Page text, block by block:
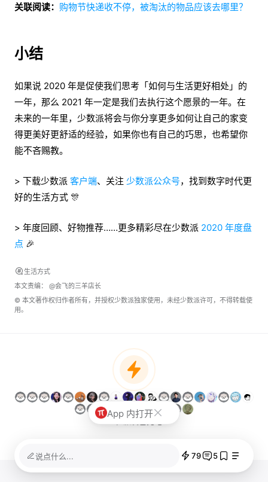
关联阅读： 购物节快递收不停，被淘汰的物品应该去哪里？
小结
如果说 2020 年是促使我们思考「如何与生活更好相处」的
一年，那么 2021 年一定是我们去执行这个愿景的一年。在
未来的一年里，少数派将会与你分享更多如何让自己的家变
得更美好更舒适的经验，如果你也有自己的巧思，也希望你
能不吝赐教。
> 下载少数派 客户端、关注 少数派公众号，找到数字时代更
好的生活方式 🎊
> 年度回顾、好物推荐……更多精彩尽在少数派 2020 年度盘
点 🎉
生活方式
本文责编： @会飞的三羊店长
© 本文著作权归作者所有，并授权少数派独家使用，未经少数派许可，不得转载使
用。
79位派友已充电
说点什么... 79 5
App 内打开